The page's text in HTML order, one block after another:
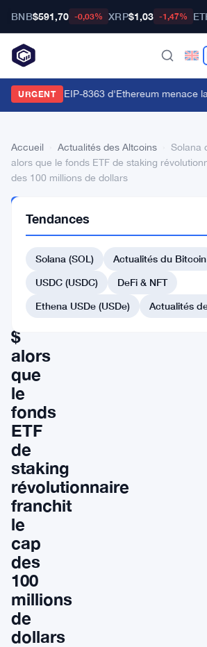
BNB$591,70 -0,03% XRP$1,03 -1,47%
URGENT
proposition EIP-8363 d'Ethereum menace
Accueil Actualités des Altcoins
Solana
alors que le fonds ETF de staking
des 100 millions de dollars
DES
ALTCOINS
Solana
dépasse
$
alors
que
le
fonds
ETF
de
staking
révolutionnaire
franchit
le
cap
des
100
millions
de
dollars
Tendances
Solana (SOL)
Actualités du Bitcoin
USDC (USDC)
DeFi & NFT
Ethena USDe (USDe)
Actualités